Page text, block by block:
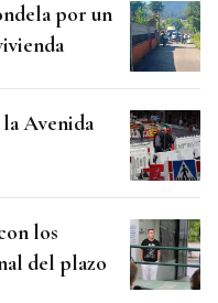
por un
Avenida
los
del plazo